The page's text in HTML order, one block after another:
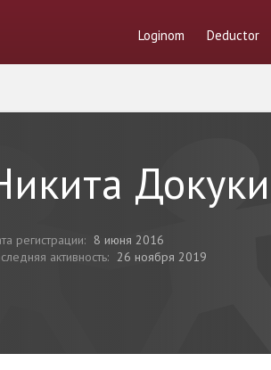
Loginom Deductor
регистрации: 8 июня 2016
активность: 26 ноября 2019